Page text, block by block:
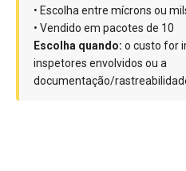
• Escolha entre mícrons ou
• Vendido em pacotes de 10
‍Escolha quando: o custo for
inspetores envolvidos ou a
documentação/